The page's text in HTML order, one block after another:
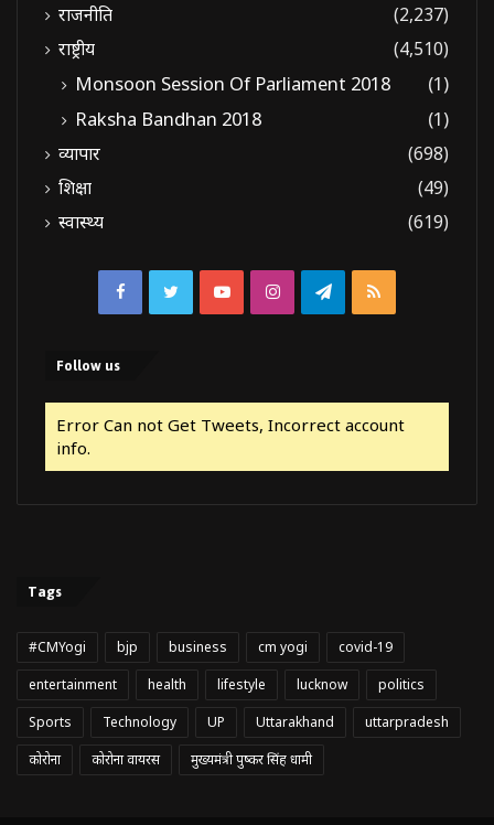
राजनीति
(2,237)
राष्ट्रीय
(4,510)
Monsoon Session Of Parliament 2018
(1)
Raksha Bandhan 2018
(1)
व्यापार
(698)
शिक्षा
(49)
स्वास्थ्य
(619)
FacebookTwitterYouTubeInstagramTelegram
RSS
Follow us
Error Can not Get Tweets, Incorrect account
info.
Tags
#CMYogi bjp business cm yogi
covid-19
entertainment
health lifestyle lucknow
politics
Sports
Technology UP Uttarakhand
uttarpradesh
कोरोना
कोरोना वायरस मुख्यमंत्री पुष्कर सिंह धामी